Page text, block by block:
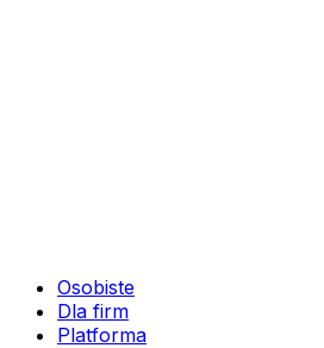
Osobiste
Dla firm
Platforma